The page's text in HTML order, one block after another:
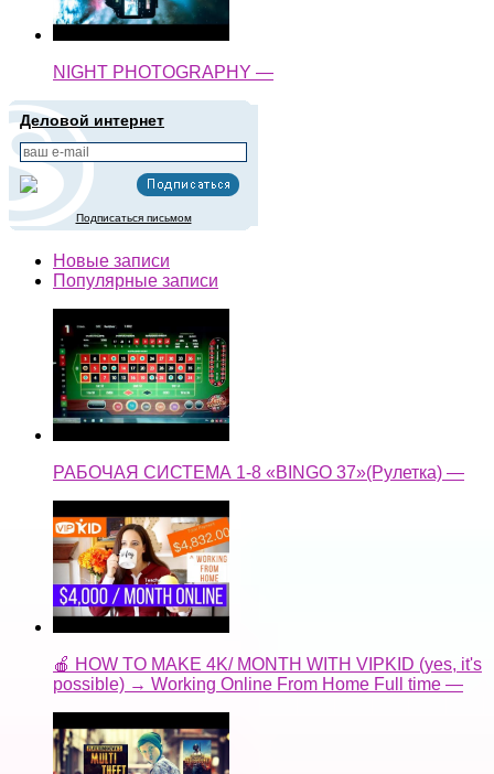
NIGHT PHOTOGRAPHY —
Деловой интернет
Подписаться письмом
Новые записи
Популярные записи
РАБОЧАЯ СИСТЕМА 1-8 «BINGO 37»(Рулетка) —
🍎 HOW TO MAKE 4K/ MONTH WITH VIPKID (yes, it's
possible) → Working Online From Home Full time —